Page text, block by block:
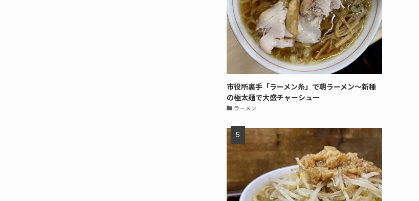
市役所裏手「ラーメン糸」で朝ラーメン〜新種
の極太麺で大盛チャーシュー
ラーメン